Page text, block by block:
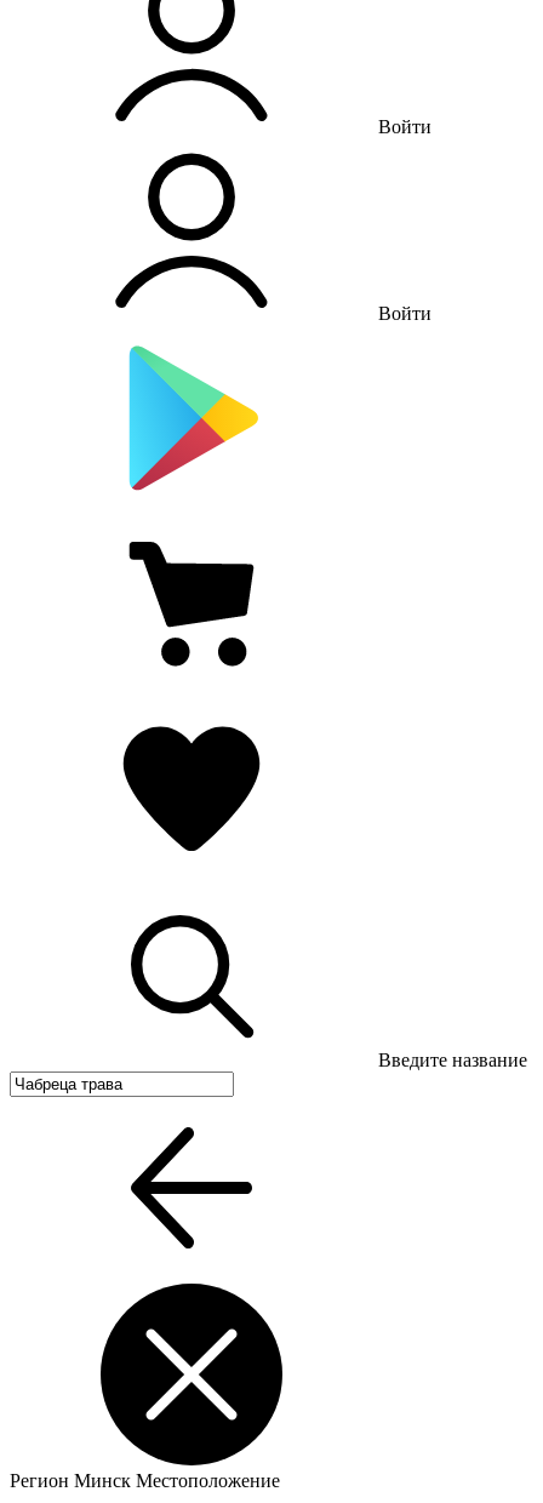
Войти
Войти
Введите название
Регион Минск Местоположение